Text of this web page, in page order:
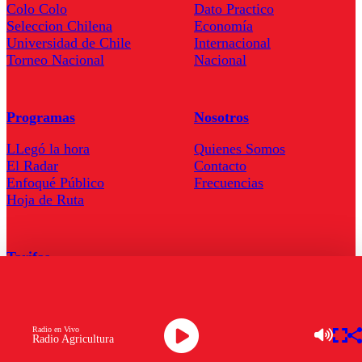
Radio Agricultura
Radio en Vivo
Colo Colo
Seleccion Chilena
Universidad de Chile
Torneo Nacional
Dato Practico
Economía
Internacional
Nacional
Programas
LLegó la hora
El Radar
Enfoqué Público
Hoja de Ruta
Nosotros
Quienes Somos
Contacto
Frecuencias
Tarifas